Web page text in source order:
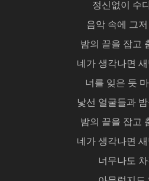
정신없이 수
음악 속에 그
밤의 끝을 잡고
네가 생각나면
너를 잊은 듯
낯선 얼굴들과
밤의 끝을 잡고
네가 생각나면
너무나도 차